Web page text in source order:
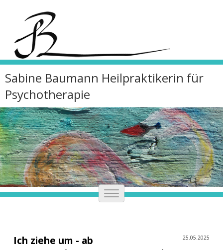
Sabine Baumann Heilpraktikerin für
Psychotherapie
25.05.2025
Ich ziehe um - ab